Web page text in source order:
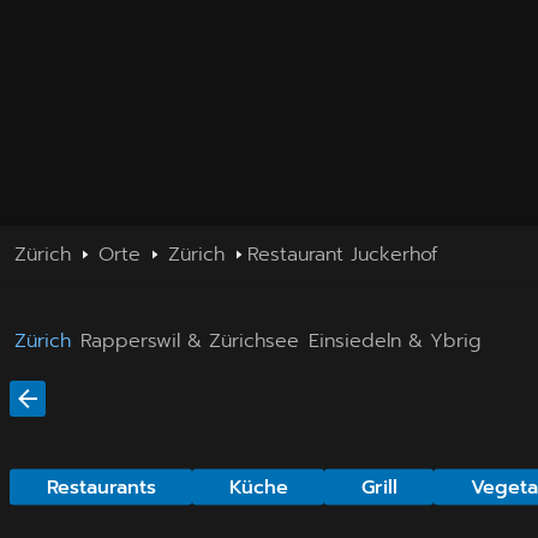
Zürich Orte Zürich Restaurant Juckerhof
Zürich Rapperswil & Zürichsee Einsiedeln & Ybrig
Restaurants Küche Grill